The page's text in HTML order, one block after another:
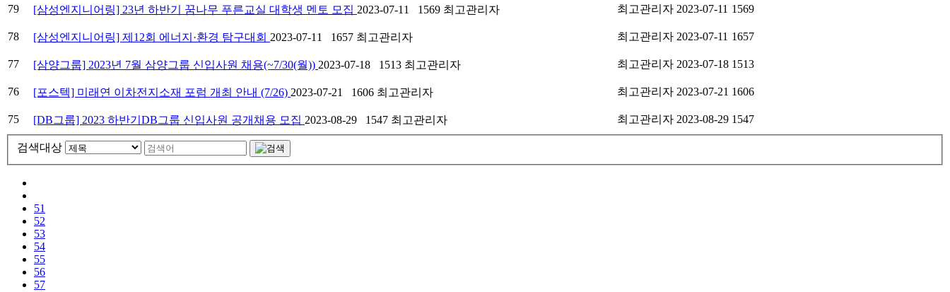
79 [삼성엔지니어링] 23년 하반기 꿈나무 푸른교실 대학생 멘토 모집 2023-07-11 1569 최고관리자 최고관리자 2023-07-11 1569
78 [삼성엔지니어링] 제12회 에너지·환경 탐구대회 2023-07-11 1657 최고관리자 최고관리자 2023-07-11 1657
77 [삼양그룹] 2023년 7월 삼양그룹 신입사원 채용(~7/30(월)) 2023-07-18 1513 최고관리자 최고관리자 2023-07-18 1513
76 [포스텍] 미래연 이차전지소재 포럼 개최 안내 (7/26) 2023-07-21 1606 최고관리자 최고관리자 2023-07-21 1606
75 [DB그룹] 2023 하반기DB그룹 신입사원 공개채용 모집 2023-08-29 1547 최고관리자 최고관리자 2023-08-29 1547
검색대상
51
52
53
54
55
56
57